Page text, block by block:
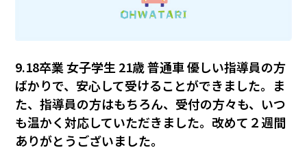
9.18卒業 女子学生 21歳 普通車 優しい指導員の方
ばかりで、安心して受けることができました。ま
た、指導員の方はもちろん、受付の方々も、いつ
も温かく対応していただきました。改めて２週間
ありがとうございました。